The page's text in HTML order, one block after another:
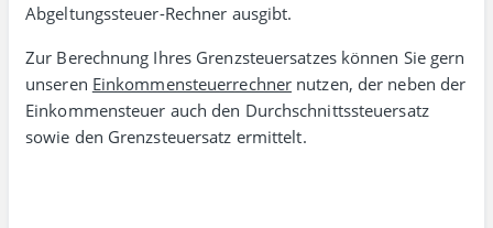
Abgeltungs­steuer-Rechner ausgibt.
Zur Berechnung Ihres Grenz­steuer­satzes können Sie gern
unseren Einkommen­steuer­rechner nutzen, der neben der
Einkommen­steuer auch den Durch­schnitts­steuer­satz
sowie den Grenz­steuer­satz ermittelt.